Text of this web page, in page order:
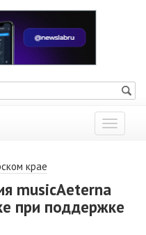
Показать
меню
крае
musicAeterna
при поддержке